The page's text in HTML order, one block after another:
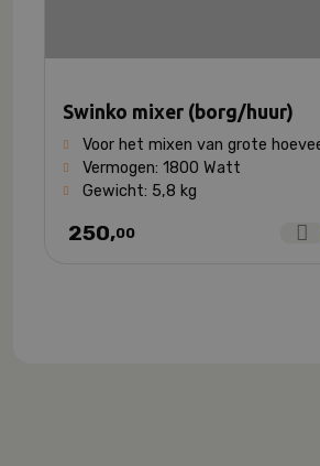
Swinko mixer (borg/huur)
Voor het mixen van grote
Vermogen: 1800 Watt
Gewicht: 5,8 kg
250,00